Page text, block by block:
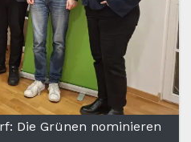
Die Grünen nominieren